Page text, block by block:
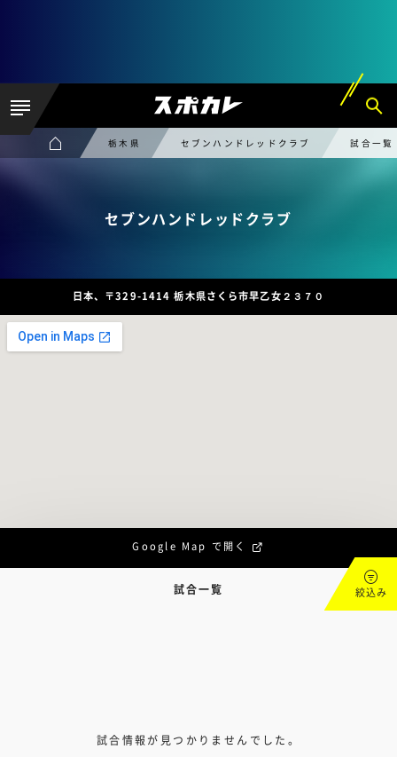
栃木県 セブンハンドレッドクラブ 試合一覧
セブンハンドレッドクラブ
日本、〒329-1414 栃木県さくら市早乙女２３７０
Google Map で開く
試合一覧 絞込み
試合情報が見つかりませんでした。